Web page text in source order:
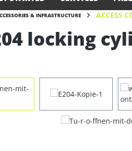
& INFRASTRUCTURE ACCESS
locking